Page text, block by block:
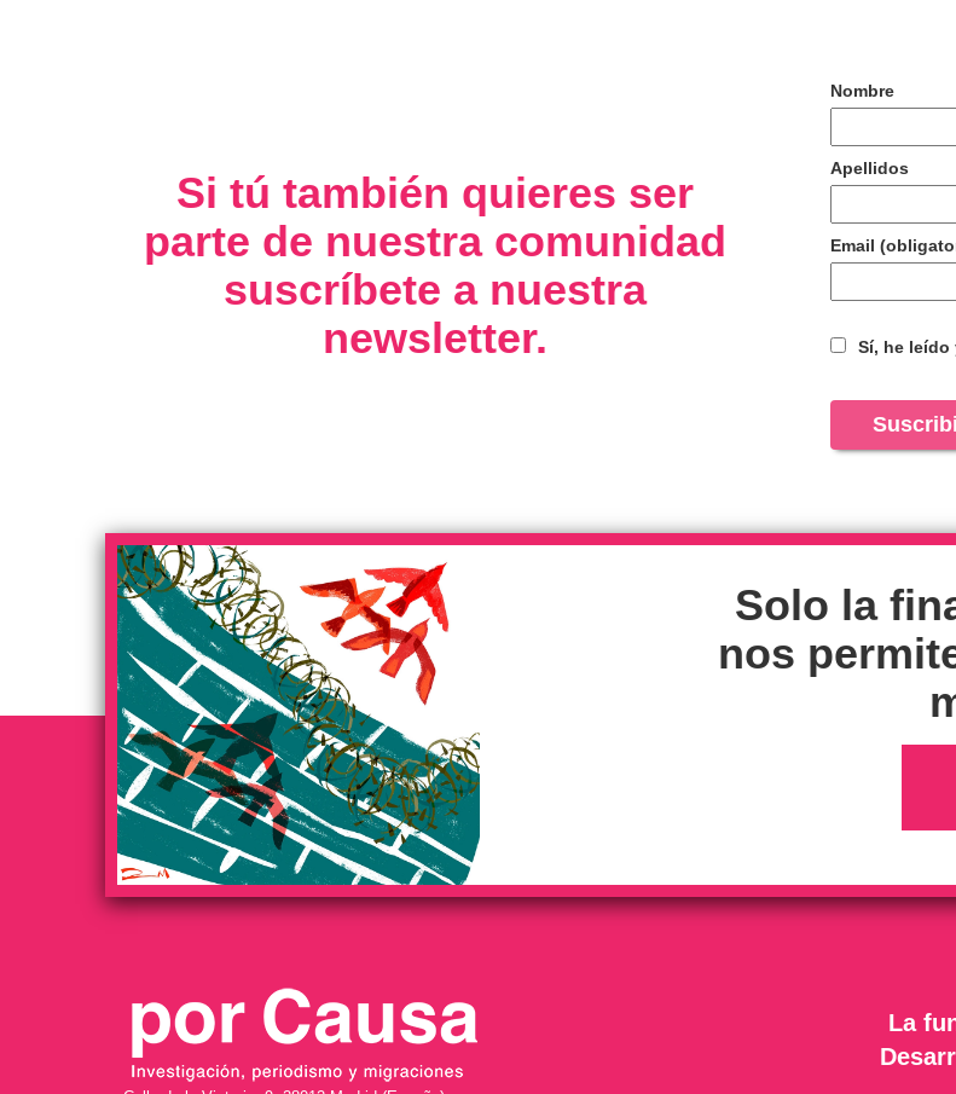
Si tú también quieres ser
parte de nuestra comunidad
suscríbete a nuestra
newsletter.
Nombre
Apellidos
Email
Sí, he leído
Solo la
nos
La